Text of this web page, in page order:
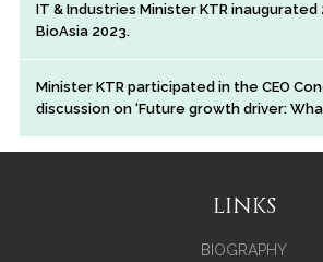
IT & Industries Minister KTR
BioAsia 2023.
Minister KTR participated in the CEO
discussion on ‘Future growth driver:
LINKS
BIOGRAPHY